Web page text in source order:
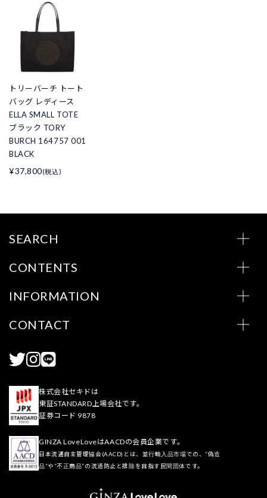
トリーバーチ トート
バッグ レディース
ELLA SMALL TOTE
ブラック TORY
BURCH 164757 001
BLACK
¥37,800(税込)
SEARCH
CONTENTS
INFORMATION
CONTACT
株式会社セキドは
東証STANDARD上場会社です。
証券コード 9878
GINZA LoveLoveはAACDの会員企業です。
日本流通自主管理協会(AACD)とは、並行輸入品市場での、“偽造
品”や“不正商品”の流通防止と排除を目指す民間団体です。